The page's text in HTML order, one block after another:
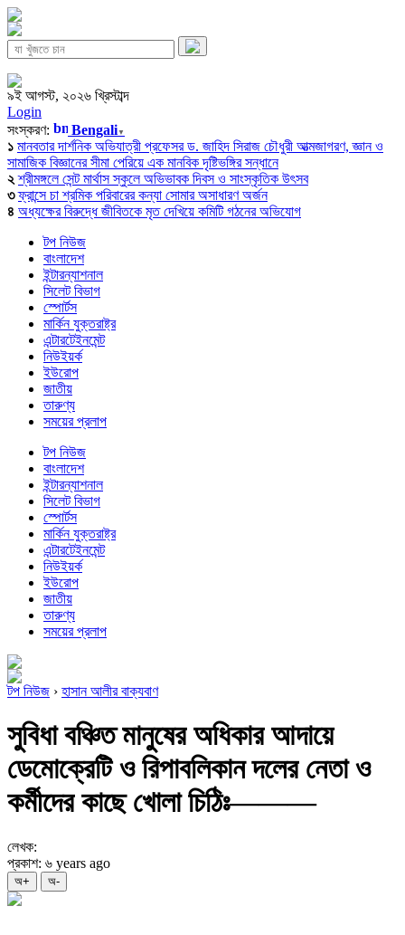
৯ই আগস্ট, ২০২৬ খ্রিস্টাব্দ
Login
সংস্করণ:
Bengali▼
১ মানবতার দার্শনিক অভিযাত্রী প্রফেসর ড. জাহিদ সিরাজ চৌধুরী আত্মজাগরণ, জ্ঞান ও
সামাজিক বিজ্ঞানের সীমা পেরিয়ে এক মানবিক দৃষ্টিভঙ্গির সন্ধানে
২ শ্রীমঙ্গলে সেন্ট মার্থাস স্কুলে অভিভাবক দিবস ও সাংস্কৃতিক উৎসব
৩ ফ্রান্সে চা শ্রমিক পরিবারের কন্যা সোমার অসাধারণ অর্জন
৪ অধ্যক্ষের বিরুদ্ধে জীবিতকে মৃত দেখিয়ে কমিটি গঠনের অভিযোগ
টপ নিউজ
বাংলাদেশ
ইন্টারন্যাশনাল
সিলেট বিভাগ
স্পোর্টস
মার্কিন যুক্তরাষ্ট্র
এন্টারটেইনমেন্ট
নিউইয়র্ক
ইউরোপ
জাতীয়
তারুণ্য
সময়ের প্রলাপ
টপ নিউজ
বাংলাদেশ
ইন্টারন্যাশনাল
সিলেট বিভাগ
স্পোর্টস
মার্কিন যুক্তরাষ্ট্র
এন্টারটেইনমেন্ট
নিউইয়র্ক
ইউরোপ
জাতীয়
তারুণ্য
সময়ের প্রলাপ
টপ নিউজ › হাসান আলীর বাক্যবাণ
সুবিধা বঞ্চিত মানুষের অধিকার আদায়ে
ডেমোক্রেটি ও রিপাবলিকান দলের নেতা ও
কর্মীদের কাছে খোলা চিঠিঃ———
লেখক:
প্রকাশ: ৬ years ago
অ+ অ-